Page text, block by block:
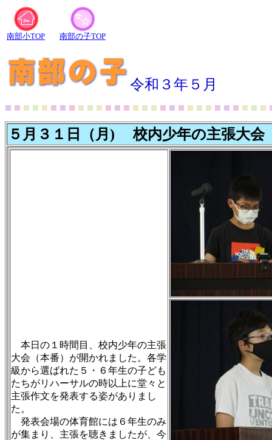
南部小TOP 南部の子TOP
令和３年５月
５月３１日（月) 校内少年の主張大会
本日の１時間目、校内少年の主張
大会（本番）が開かれました。各学
級から選ばれた５・６年生の子ども
たちがリハーサルの時以上に堂々と
主張作文を発表する姿がありまし
た。
発表会場の体育館には６年生のみ
が集まり、主張を聴きましたが、今